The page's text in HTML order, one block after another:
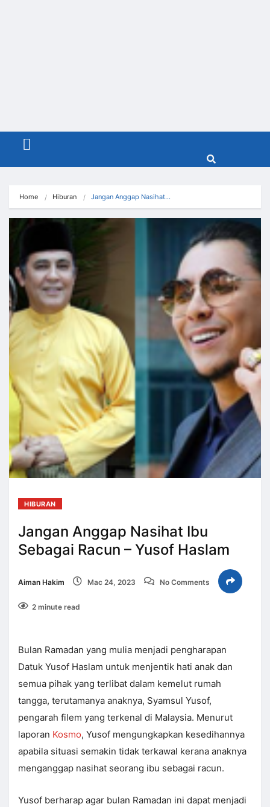
Menu
Home Hiburan Jangan Anggap Nasihat…
HIBURAN
Jangan Anggap Nasihat Ibu
Sebagai Racun – Yusof Haslam
Aiman Hakim Mac 24, 2023 No Comments
2 minute read
Bulan Ramadan yang mulia menjadi pengharapan
Datuk Yusof Haslam untuk menjentik hati anak dan
semua pihak yang terlibat dalam kemelut rumah
tangga, terutamanya anaknya, Syamsul Yusof,
pengarah filem yang terkenal di Malaysia. Menurut
laporan Kosmo, Yusof mengungkapkan kesedihannya
apabila situasi semakin tidak terkawal kerana anaknya
menganggap nasihat seorang ibu sebagai racun.
Yusof berharap agar bulan Ramadan ini dapat menjadi